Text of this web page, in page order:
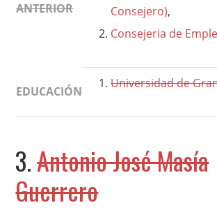
ANTERIOR
Consejero),
Consejeria de
EDUCACIÓN
Universidad de
3.Antonio José Masía
Guerrero